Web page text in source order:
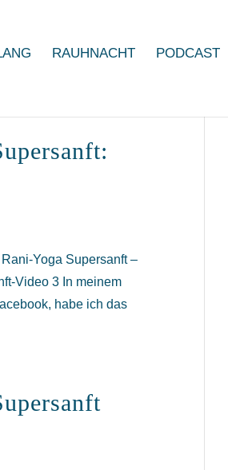
RAUHNACHT PODCAST
Yoga Supersanft –
Video 3 In meinem
habe ich das